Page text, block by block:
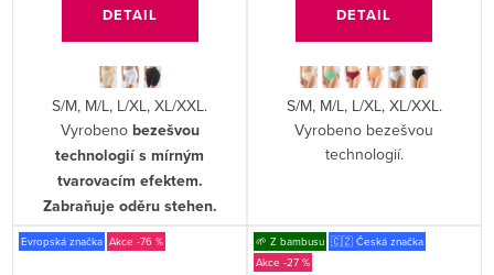
DETAIL
S/M, M/L, L/XL, XL/XXL.
Vyrobeno bezešvou
technologií s mírným
tvarovacím efektem.
Zabraňuje oděru stehen.
DETAIL
S/M, M/L, L/XL, XL/XXL.
Vyrobeno bezešvou
technologií.
Evropská značka -76 % 🌱 Z bambusu 🇨🇿 Česká značka
-27 %